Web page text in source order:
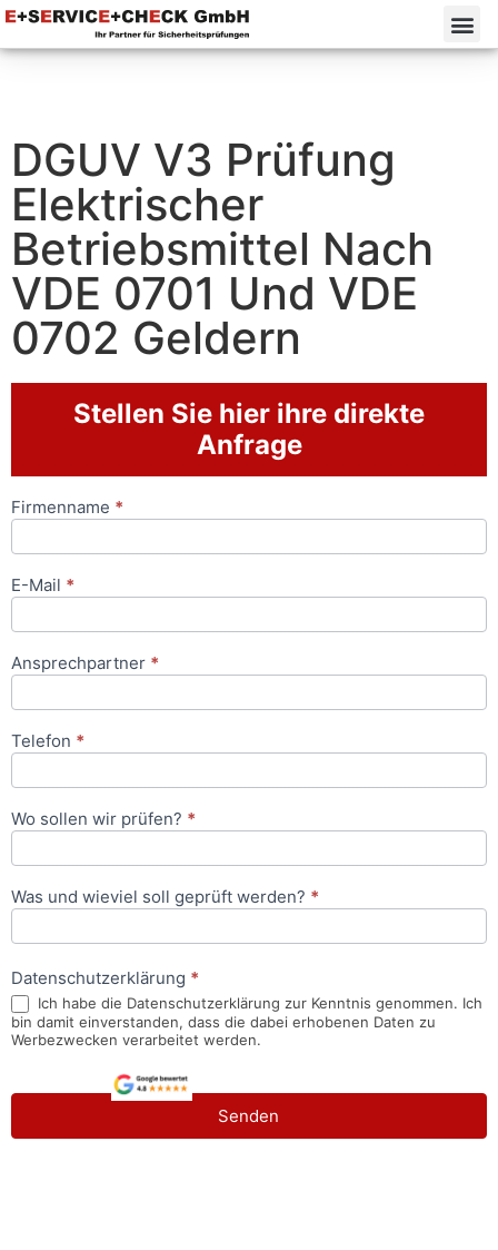
DGUV V3 Prüfung
Elektrischer
Betriebsmittel Nach
VDE 0701 Und VDE
0702 Geldern
Stellen Sie hier ihre direkte
Anfrage
Anfrageformular
Firmenname *
E-Mail *
Ansprechpartner *
Telefon *
Wo sollen wir prüfen? *
Was und wieviel soll geprüft werden? *
Datenschutzerklärung *
Ich habe die Datenschutzerklärung zur Kenntnis genommen. Ich
bin damit einverstanden, dass die dabei erhobenen Daten zu
Werbezwecken verarbeitet werden.
Senden